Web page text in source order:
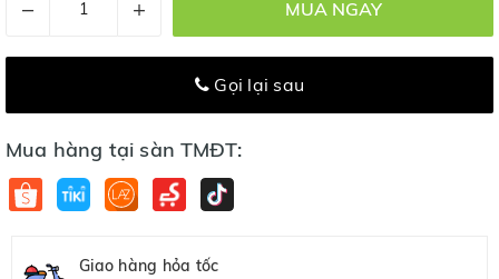
– + MUA NGAY
Gọi lại sau
Mua hàng tại sàn TMĐT:
Giao hàng hỏa tốc